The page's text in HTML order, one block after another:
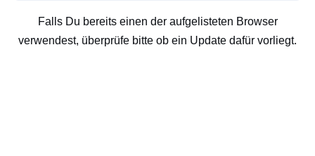
Falls Du bereits einen der aufgelisteten Browser
verwendest, überprüfe bitte ob ein Update dafür vorliegt.